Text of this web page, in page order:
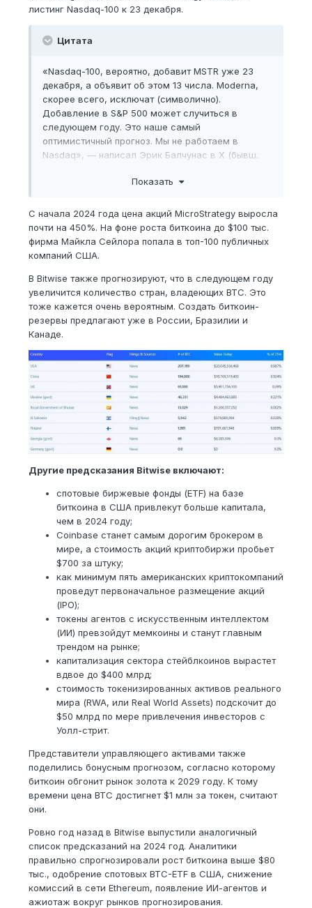
листинг Nasdaq-100 к 23 декабря.
Цитата
«Nasdaq-100, вероятно, добавит MSTR уже 23
декабря, а объявит об этом 13 числа. Moderna,
скорее всего, исключат (символично).
Добавление в S&P 500 может случиться в
следующем году. Это наше самый
оптимистичный прогноз. Мы не работаем в
Nasdaq», — написал Эрик Балчунас в X (бывш.
Показать
С начала 2024 года цена акций MicroStrategy выросла
почти на 450%. На фоне роста биткоина до $100 тыс.
фирма Майкла Сейлора попала в топ-100 публичных
компаний США.
В Bitwise также прогнозируют, что в следующем году
увеличится количество стран, владеющих BTC. Это
тоже кажется очень вероятным. Создать биткоин-
резервы предлагают уже в России, Бразилии и
Канаде.
Другие предсказания Bitwise включают:
спотовые биржевые фонды (ETF) на базе
биткоина в США привлекут больше капитала,
чем в 2024 году;
Coinbase станет самым дорогим брокером в
мире, а стоимость акций криптобиржи пробьет
$700 за штуку;
как минимум пять американских криптокомпаний
проведут первоначальное размещение акций
(IPO);
токены агентов с искусственным интеллектом
(ИИ) превзойдут мемкоины и станут главным
трендом на рынке;
капитализация сектора стейблкоинов вырастет
вдвое до $400 млрд;
стоимость токенизированных активов реального
мира (RWA, или Real World Assets) подскочит до
$50 млрд по мере привлечения инвесторов с
Уолл-стрит.
Представители управляющего активами также
поделились бонусным прогнозом, согласно которому
биткоин обгонит рынок золота к 2029 году. К тому
времени цена BTC достигнет $1 млн за токен, считают
они.
Ровно год назад в Bitwise выпустили аналогичный
список предсказаний на 2024 год. Аналитики
правильно спрогнозировали рост биткоина выше $80
тыс., одобрение спотовых BTC-ETF в США, снижение
комиссий в сети Ethereum, появление ИИ-агентов и
ажиотаж вокруг рынков прогнозирования.